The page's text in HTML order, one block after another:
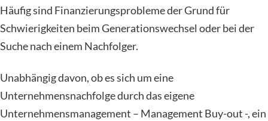
Häufig sind Finanzierungsprobleme der Grund für
Schwierigkeiten beim Generationswechsel oder bei der
Suche nach einem Nachfolger.
Unabhängig davon, ob es sich um eine
Unternehmensnachfolge durch das eigene
Unternehmensmanagement – Management Buy-out -, ein